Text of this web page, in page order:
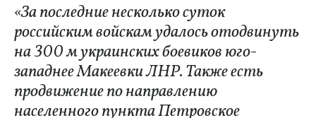
«За последние несколько суток
российским войскам удалось отодвинуть
на 300 м украинских боевиков юго-
западнее Макеевки ЛНР. Также есть
продвижение по направлению
населенного пункта Петровское